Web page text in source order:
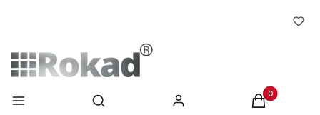
Menu Otwórz wyszukiwarkę
Szukaj Zaloguj się Produkty w
Koszyk